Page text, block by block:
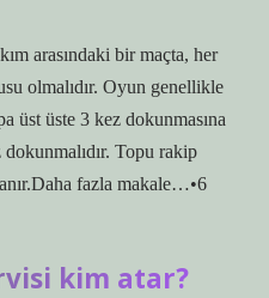
arasındaki bir maçta, her
olmalıdır. Oyun genellikle
üst üste 3 kez dokunmasına
Topu rakip
fazla makale…•6
kim atar?